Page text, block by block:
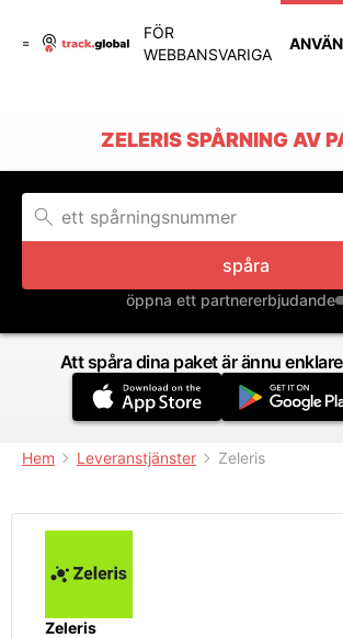
FÖR
WEBBANSVARIGA
ZELERIS SPÅRNING AV
spåra
öppna ett partnererbjudande
Att spåra dina paket är ännu
Hem Leveranstjänster Zeleris
Zeleris